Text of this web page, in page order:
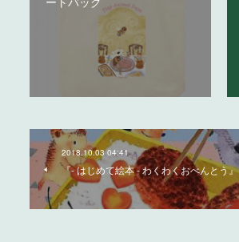
2018.10.03 04:41
『- はじめて絵本 - わくわくおべんとう』